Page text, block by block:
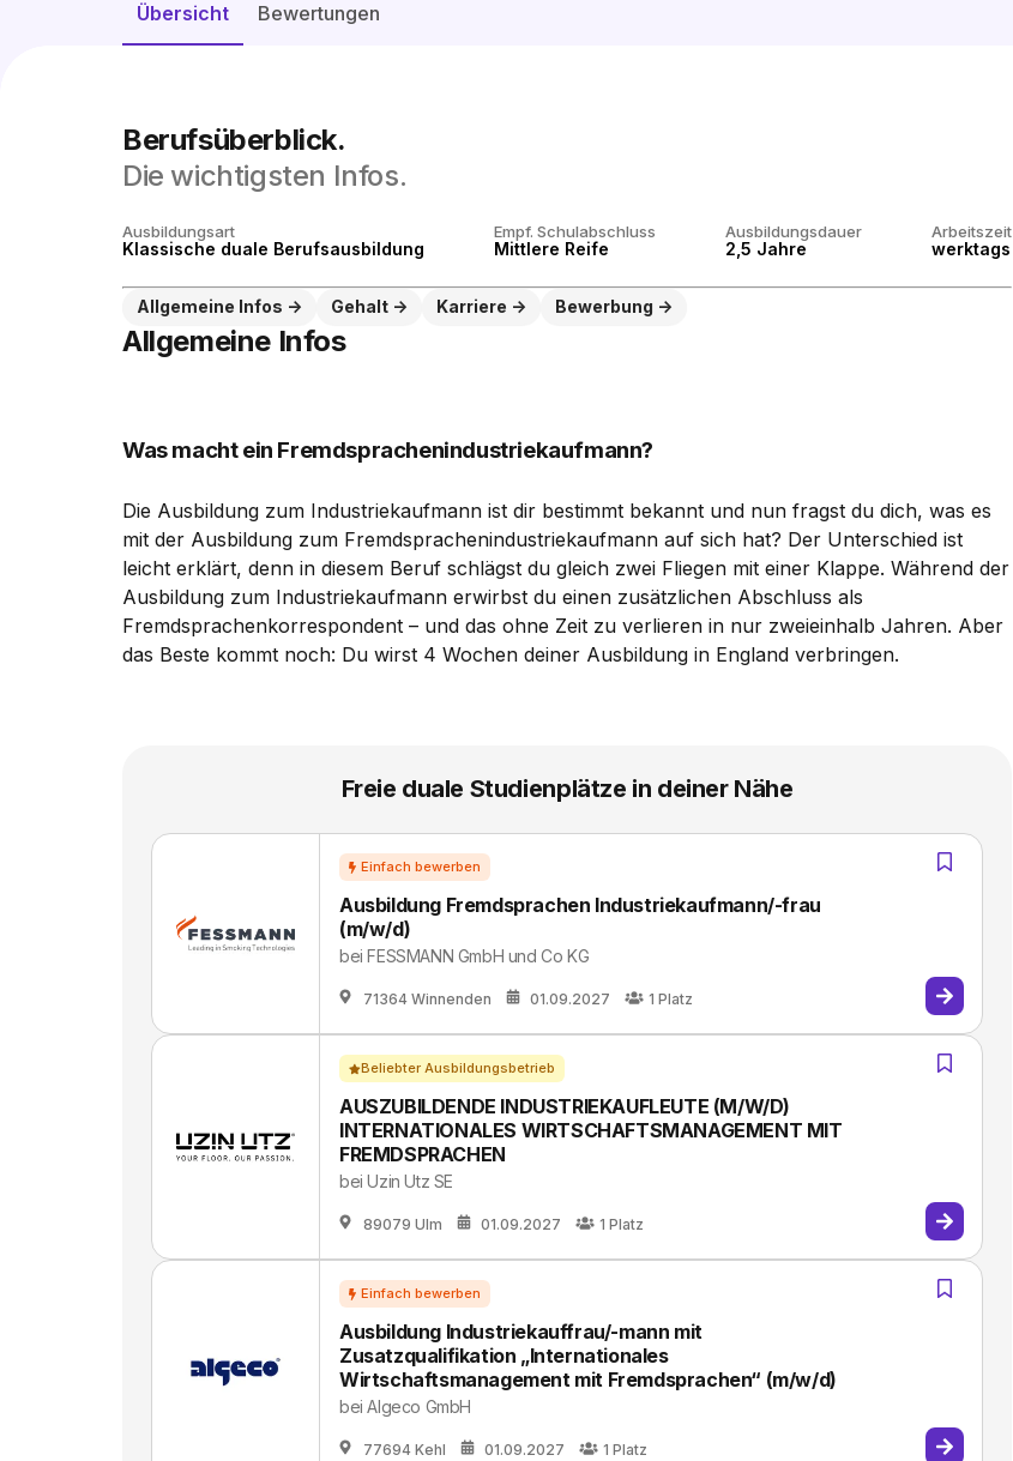
Übersicht Bewertungen
Berufsüberblick.
Die wichtigsten Infos.
Ausbildungsart
Klassische duale Berufsausbildung
Empf. Schulabschluss
Mittlere Reife
Ausbildungsdauer
2,5 Jahre
Arbeitszeit
werktags
Allgemeine Infos Gehalt Karriere Bewerbung
Allgemeine Infos
Was macht ein Fremdsprachenindustriekaufmann?
Die Ausbildung zum Industriekaufmann ist dir bestimmt bekannt und nun fragst du dich, was es
mit der Ausbildung zum Fremdsprachenindustriekaufmann auf sich hat? Der Unterschied ist
leicht erklärt, denn in diesem Beruf schlägst du gleich zwei Fliegen mit einer Klappe. Während der
Ausbildung zum Industriekaufmann erwirbst du einen zusätzlichen Abschluss als
Fremdsprachenkorrespondent – und das ohne Zeit zu verlieren in nur zweieinhalb Jahren. Aber
das Beste kommt noch: Du wirst 4 Wochen deiner Ausbildung in England verbringen.
Freie duale Studienplätze in deiner Nähe
Ausbildung Fremdsprachen Industriekaufmann/-frau
(m/w/d)
beiFESSMANN GmbH und Co KG
71364 Winnenden 01.09.2027 1 Platz
AUSZUBILDENDE INDUSTRIEKAUFLEUTE (M/W/D)
INTERNATIONALES WIRTSCHAFTSMANAGEMENT MIT
FREMDSPRACHEN
beiUzin Utz SE
89079 Ulm 01.09.2027 1 Platz
Beliebter Ausbildungsbetrieb
Ausbildung Industriekauffrau/-mann mit
Zusatzqualifikation „Internationales
Wirtschaftsmanagement mit Fremdsprachen“ (m/w/d)
beiAlgeco GmbH
77694 Kehl 01.09.2027 1 Platz